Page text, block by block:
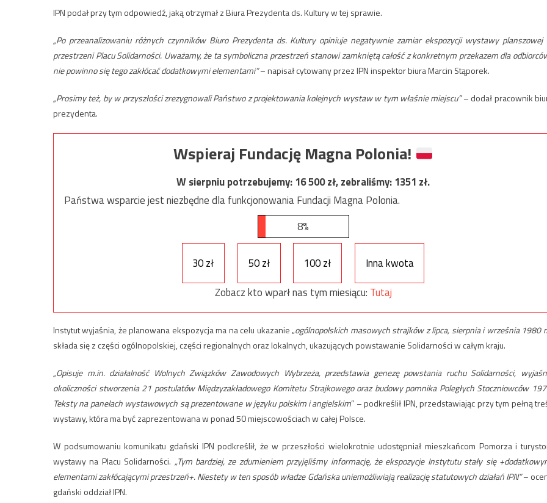
IPN podał przy tym odpowiedź, jaką otrzymał z Biura Prezydenta ds. Kultury w tej sprawie.
„Po przeanalizowaniu różnych czynników Biuro Prezydenta ds. Kultury opiniuje negatywnie zamiar ekspozycji wystawy planszowej
przestrzeni Placu Solidarności. Uważamy, że ta symboliczna przestrzeń stanowi zamkniętą całość z konkretnym przekazem dla
nie powinno się tego zakłócać dodatkowymi elementami”– napisał cytowany przez IPN inspektor biura Marcin Stąporek.
„Prosimy też, by w przyszłości zrezygnowali Państwo z projektowania kolejnych wystaw w tym właśnie miejscu”– dodał pracownik
prezydenta.
Wspieraj Fundację Magna Polonia!
W sierpniu potrzebujemy:16 500zł, zebraliśmy:1351 zł.
Państwa wsparcie jest niezbędne dla funkcjonowania Fundacji Magna Polonia.
8%
30 zł 50 zł 100 zł
Inna kwota
Zobacz kto wparł nas tym miesiącu: Tutaj
Instytut wyjaśnia, że planowana ekspozycja ma na celu ukazanie „ogólnopolskich masowych strajków z lipca, sierpnia i września 1980
składa się z części ogólnopolskiej, części regionalnych oraz lokalnych, ukazujących powstawanie Solidarności w całym kraju.
„Opisuje m.in. działalność Wolnych Związków Zawodowych Wybrzeża, przedstawia genezę powstania ruchu Solidarności,
okoliczności stworzenia 21 postulatów Międzyzakładowego Komitetu Strajkowego oraz budowy pomnika Poległych Stoczniowców
Teksty na panelach wystawowych są prezentowane w języku polskim i angielskim” – podkreślił IPN, przedstawiając przy tym pełną
wystawy, która ma być zaprezentowana w ponad 50 miejscowościach w całej Polsce.
W podsumowaniu komunikatu gdański IPN podkreślił, że w przeszłości wielokrotnie udostępniał mieszkańcom Pomorza i
wystawy na Placu Solidarności. „Tym bardziej, ze zdumieniem przyjęliśmy informację, że ekspozycje Instytutu stały się
elementami zakłócającymi przestrzeń+. Niestety w ten sposób władze Gdańska uniemożliwiają realizację statutowych działań IPN”–
gdański oddział IPN.